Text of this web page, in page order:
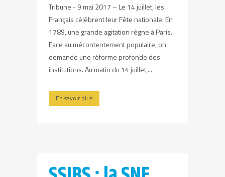
Tribune - 9 mai 2017 – Le 14 juillet, les
Français célèbrent leur Fête nationale. En
1789, une grande agitation règne à Paris.
Face au mécontentement populaire, on
demande une réforme profonde des
institutions. Au matin du 14 juillet,...
En savoir plus